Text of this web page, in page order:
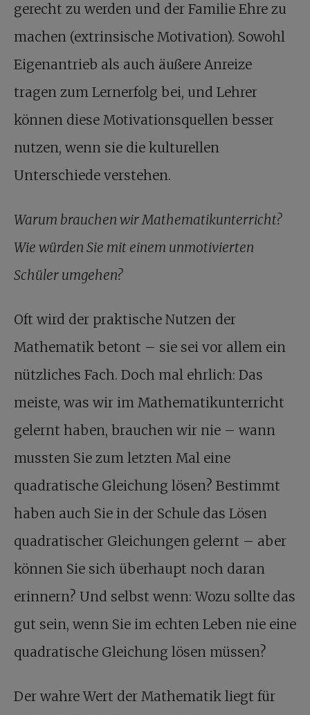
gerecht zu werden und der Familie Ehre zu
machen (extrinsische Motivation). Sowohl
Eigenantrieb als auch äußere Anreize
tragen zum Lernerfolg bei, und Lehrer
können diese Motivationsquellen besser
nutzen, wenn sie die kulturellen
Unterschiede verstehen.
Warum brauchen wir Mathematikunterricht?
Wie würden Sie mit einem unmotivierten
Schüler umgehen?
Oft wird der praktische Nutzen der
Mathematik betont – sie sei vor allem ein
nützliches Fach. Doch mal ehrlich: Das
meiste, was wir im Mathematikunterricht
gelernt haben, brauchen wir nie – wann
mussten Sie zum letzten Mal eine
quadratische Gleichung lösen? Bestimmt
haben auch Sie in der Schule das Lösen
quadratischer Gleichungen gelernt – aber
können Sie sich überhaupt noch daran
erinnern? Und selbst wenn: Wozu sollte das
gut sein, wenn Sie im echten Leben nie eine
quadratische Gleichung lösen müssen?
Der wahre Wert der Mathematik liegt für